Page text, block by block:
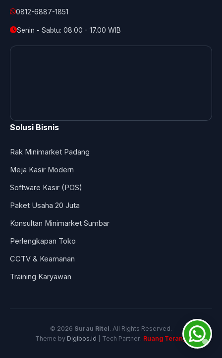
0812-6887-1851
Senin - Sabtu: 08.00 - 17.00 WIB
Solusi Bisnis
Rak Minimarket Padang
Meja Kasir Modern
Software Kasir (POS)
Paket Usaha 20 Juta
Konsultan Minimarket Sumbar
Perlengkapan Toko
CCTV & Keamanan
Training Karyawan
© 2026 Surau Ritel. All Rights Reserved.
Theme by Digibos.id | Tech Partner: Ruang Terang